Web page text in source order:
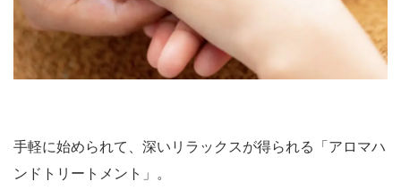
手軽に始められて、深いリラックスが得られる「アロマハ
ンドトリートメント」。